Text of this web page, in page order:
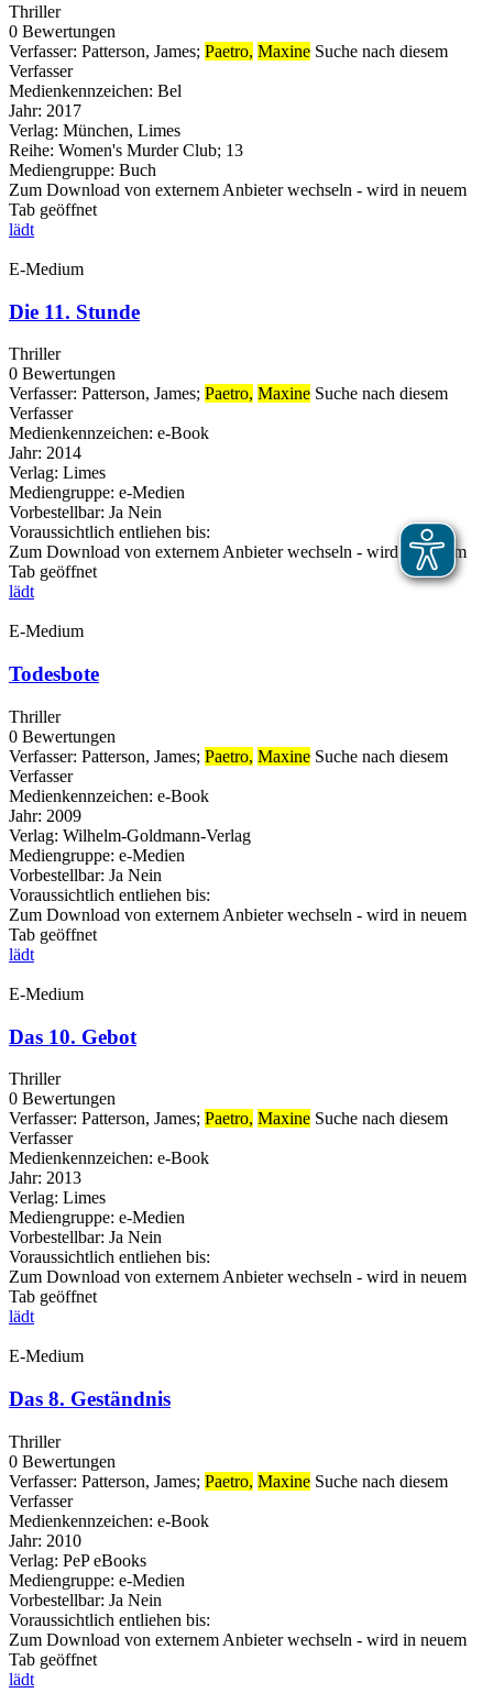
Thriller
0 Bewertungen
Verfasser: Patterson, James; Paetro, Maxine Suche nach diesem
Verfasser
Medienkennzeichen: Bel
Jahr: 2017
Verlag: München, Limes
Reihe: Women's Murder Club; 13
Mediengruppe: Buch
Zum Download von externem Anbieter wechseln - wird in neuem
Tab geöffnet
lädt
E-Medium
Die 11. Stunde
Thriller
0 Bewertungen
Verfasser: Patterson, James; Paetro, Maxine Suche nach diesem
Verfasser
Medienkennzeichen: e-Book
Jahr: 2014
Verlag: Limes
Mediengruppe: e-Medien
Vorbestellbar: Ja Nein
Voraussichtlich entliehen bis:
Zum Download von externem Anbieter wechseln - wird in neuem
Tab geöffnet
lädt
E-Medium
Todesbote
Thriller
0 Bewertungen
Verfasser: Patterson, James; Paetro, Maxine Suche nach diesem
Verfasser
Medienkennzeichen: e-Book
Jahr: 2009
Verlag: Wilhelm-Goldmann-Verlag
Mediengruppe: e-Medien
Vorbestellbar: Ja Nein
Voraussichtlich entliehen bis:
Zum Download von externem Anbieter wechseln - wird in neuem
Tab geöffnet
lädt
E-Medium
Das 10. Gebot
Thriller
0 Bewertungen
Verfasser: Patterson, James; Paetro, Maxine Suche nach diesem
Verfasser
Medienkennzeichen: e-Book
Jahr: 2013
Verlag: Limes
Mediengruppe: e-Medien
Vorbestellbar: Ja Nein
Voraussichtlich entliehen bis:
Zum Download von externem Anbieter wechseln - wird in neuem
Tab geöffnet
lädt
E-Medium
Das 8. Geständnis
Thriller
0 Bewertungen
Verfasser: Patterson, James; Paetro, Maxine Suche nach diesem
Verfasser
Medienkennzeichen: e-Book
Jahr: 2010
Verlag: PeP eBooks
Mediengruppe: e-Medien
Vorbestellbar: Ja Nein
Voraussichtlich entliehen bis:
Zum Download von externem Anbieter wechseln - wird in neuem
Tab geöffnet
lädt